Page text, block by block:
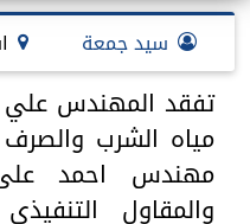
سيد جمعة
تفقد المهندس
مياه الشرب
مهندس احمد
والمقاول